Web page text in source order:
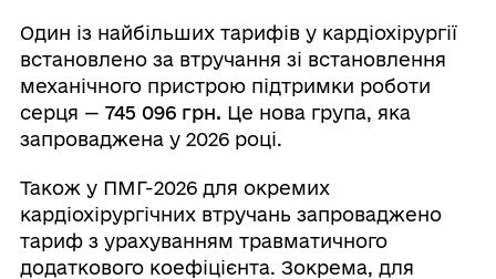
Один із найбільших тарифів у кардіохірургії
встановлено за втручання зі встановлення
механічного пристрою підтримки роботи
серця — 745 096 грн. Це нова група, яка
запроваджена у 2026 році.
Також у ПМГ-2026 для окремих
кардіохірургічних втручань запроваджено
тариф з урахуванням травматичного
додаткового коефіцієнта. Зокрема, для